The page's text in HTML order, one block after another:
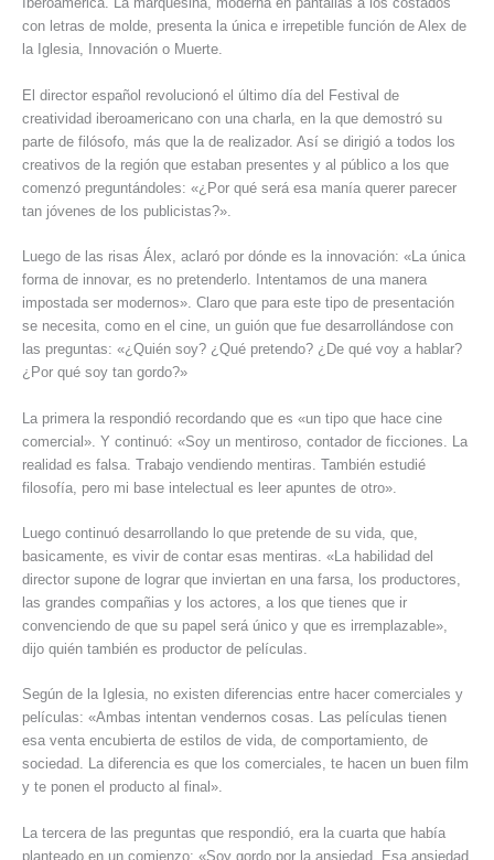
con letras de molde, presenta la única e irrepetible función de Alex de
la Iglesia, Innovación o Muerte.
El director español revolucionó el último día del Festival de
creatividad iberoamericano con una charla, en la que demostró su
parte de filósofo, más que la de realizador. Así se dirigió a todos los
creativos de la región que estaban presentes y al público a los que
comenzó preguntándoles: «¿Por qué será esa manía querer parecer
tan jóvenes de los publicistas?».
Luego de las risas Álex, aclaró por dónde es la innovación: «La única
forma de innovar, es no pretenderlo. Intentamos de una manera
impostada ser modernos». Claro que para este tipo de presentación
se necesita, como en el cine, un guión que fue desarrollándose con
las preguntas: «¿Quién soy? ¿Qué pretendo? ¿De qué voy a hablar?
¿Por qué soy tan gordo?»
La primera la respondió recordando que es «un tipo que hace cine
comercial». Y continuó: «Soy un mentiroso, contador de ficciones. La
realidad es falsa. Trabajo vendiendo mentiras. También estudié
filosofía, pero mi base intelectual es leer apuntes de otro».
Luego continuó desarrollando lo que pretende de su vida, que,
basicamente, es vivir de contar esas mentiras. «La habilidad del
director supone de lograr que inviertan en una farsa, los productores,
las grandes compañias y los actores, a los que tienes que ir
convenciendo de que su papel será único y que es irremplazable»,
dijo quién también es productor de películas.
Según de la Iglesia, no existen diferencias entre hacer comerciales y
películas: «Ambas intentan vendernos cosas. Las películas tienen
esa venta encubierta de estilos de vida, de comportamiento, de
sociedad. La diferencia es que los comerciales, te hacen un buen film
y te ponen el producto al final».
La tercera de las preguntas que respondió, era la cuarta que había
planteado en un comienzo: «Soy gordo por la ansiedad. Esa ansiedad